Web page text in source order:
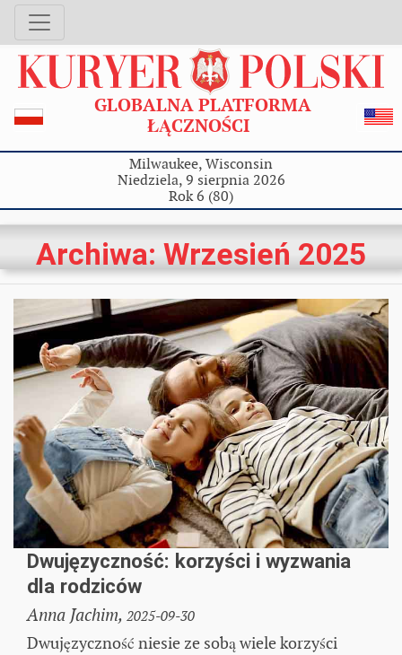
GLOBALNA PLATFORMA
ŁĄCZNOŚCI
Milwaukee, Wisconsin
Niedziela, 9 sierpnia 2026
Rok 6 (80)
Archiwa: Wrzesień 2025
Dwujęzyczność: korzyści i wyzwania
dla rodziców
Anna Jachim, 2025-09-30
Dwujęzyczność niesie ze sobą wiele korzyści